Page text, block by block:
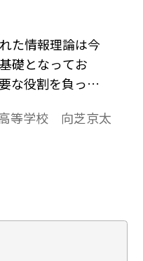
た情報理論は今
礎となってお
な役割を負って
等学校 向芝京太